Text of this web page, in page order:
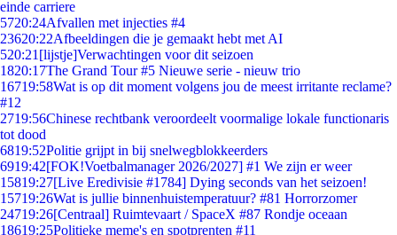
einde carriere
5720:24Afvallen met injecties #4
23620:22Afbeeldingen die je gemaakt hebt met AI
520:21 [lijstje]Verwachtingen voor dit seizoen
1820:17The Grand Tour #5 Nieuwe serie - nieuw trio
16719:58Wat is op dit moment volgens jou de meest irritante reclame?
#12
2719:56Chinese rechtbank veroordeelt voormalige lokale functionaris
tot dood
6819:52Politie grijpt in bij snelwegblokkeerders
6919:42[FOK!Voetbalmanager 2026/2027] #1 We zijn er weer
15819:27[Live Eredivisie #1784] Dying seconds van het seizoen!
15719:26Wat is jullie binnenhuistemperatuur? #81 Horrorzomer
24719:26[Centraal] Ruimtevaart / SpaceX #87 Rondje oceaan
18619:25Politieke meme's en spotprenten #11